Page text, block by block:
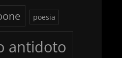
poesia
antidoto